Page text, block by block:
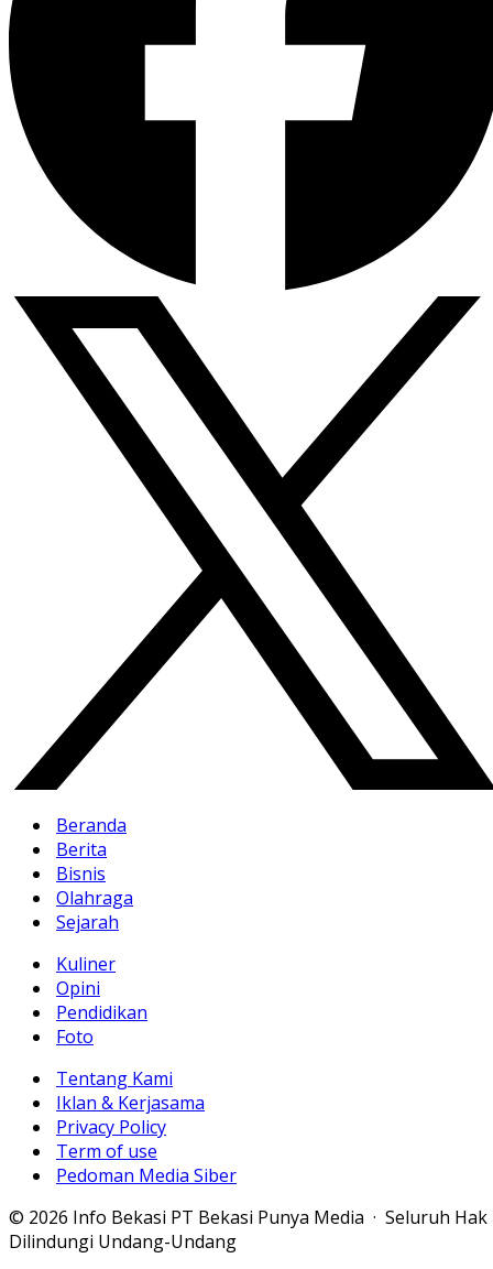
Beranda
Berita
Bisnis
Olahraga
Sejarah
Kuliner
Opini
Pendidikan
Foto
Tentang Kami
Iklan & Kerjasama
Privacy Policy
Term of use
Pedoman Media Siber
© 2026 Info Bekasi PT Bekasi Punya Media · Seluruh Hak
Dilindungi Undang-Undang